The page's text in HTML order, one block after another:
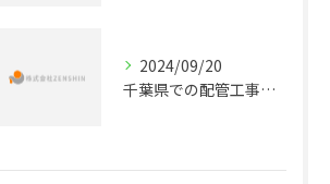
2024/09/20
千葉県での配管工事のキャリアを始めよう！正社員募集のお知らせ